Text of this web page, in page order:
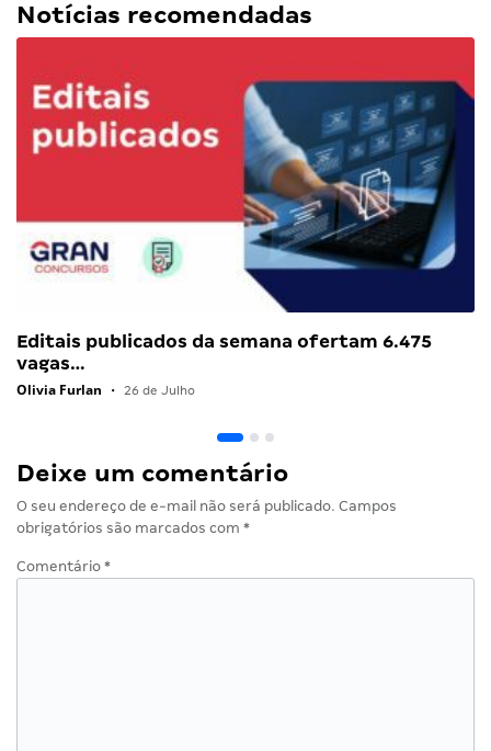
Notícias recomendadas
Editais publicados da semana ofertam 6.475
vagas…
Olivia Furlan • 26 de Julho
Deixe um comentário
O seu endereço de e-mail não será publicado. Campos
obrigatórios são marcados com *
Comentário *